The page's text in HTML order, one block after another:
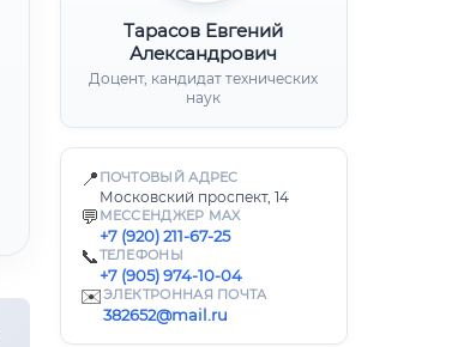
Тарасов Евгений
Александрович
Доцент, кандидат технических
наук
📍 ПОЧТОВЫЙ АДРЕС
Московский проспект, 14
💬 МЕССЕНДЖЕР MAX
+7 (920) 211-67-25
📞ТЕЛЕФОНЫ
+7 (905) 974-10-04
✉️ЭЛЕКТРОННАЯ ПОЧТА
382652@mail.ru